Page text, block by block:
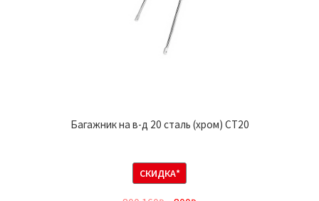
Багажник на в-д 20 сталь (хром) CT20
СКИДКА*